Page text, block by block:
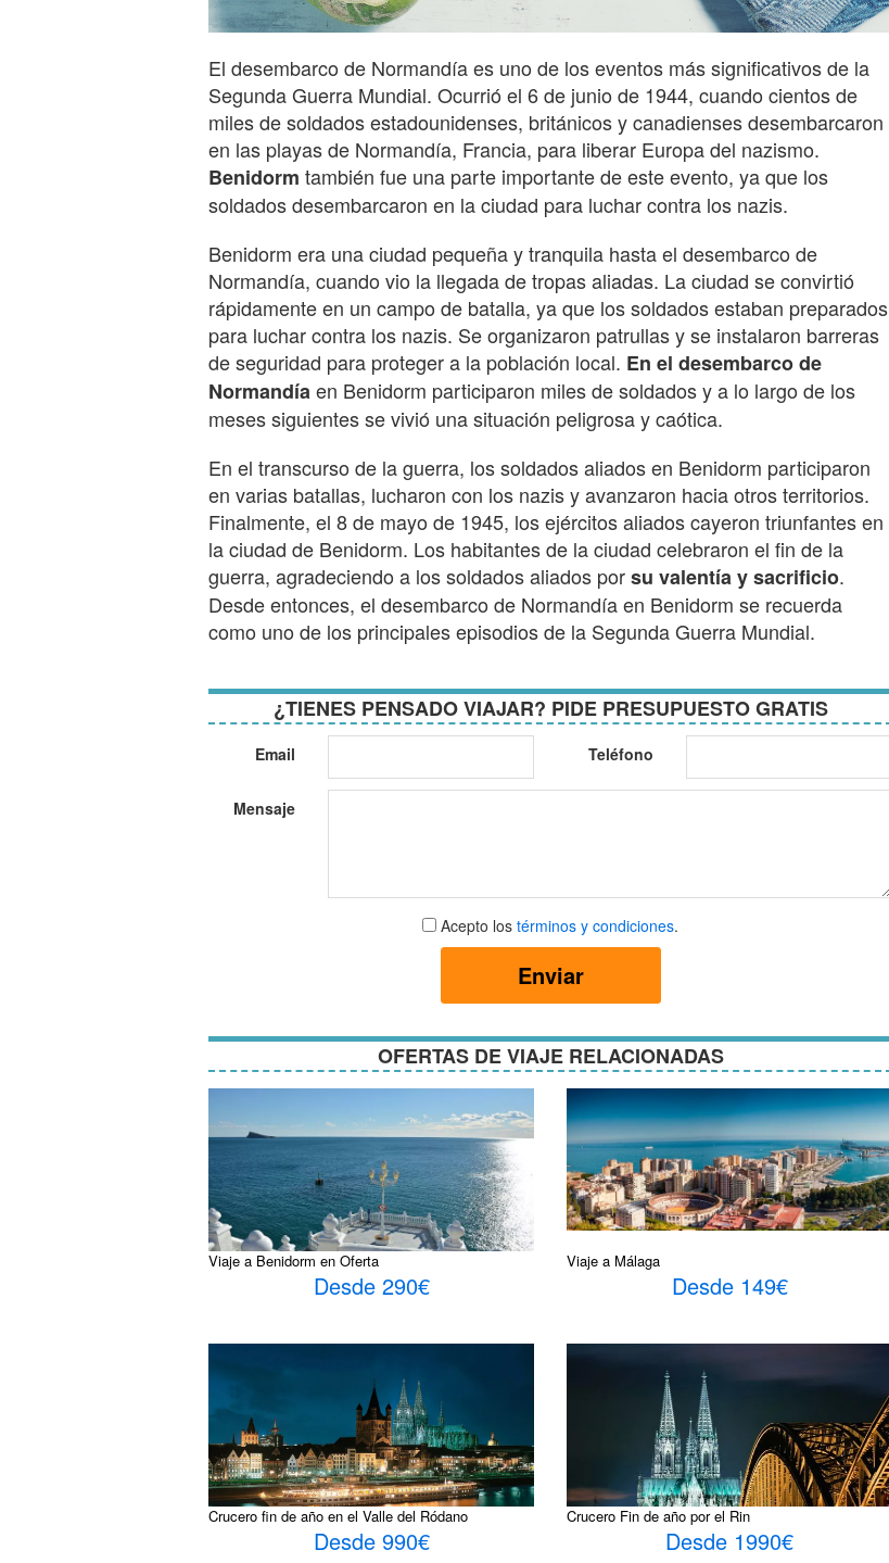
El desembarco de Normandía es uno de los eventos más significativos de la
Segunda Guerra Mundial. Ocurrió el 6 de junio de 1944, cuando cientos de
miles de soldados estadounidenses, británicos y canadienses desembarcaron
en las playas de Normandía, Francia, para liberar Europa del nazismo.
Benidorm también fue una parte importante de este evento, ya que los
soldados desembarcaron en la ciudad para luchar contra los nazis.
Benidorm era una ciudad pequeña y tranquila hasta el desembarco de
Normandía, cuando vio la llegada de tropas aliadas. La ciudad se convirtió
rápidamente en un campo de batalla, ya que los soldados estaban preparados
para luchar contra los nazis. Se organizaron patrullas y se instalaron barreras
de seguridad para proteger a la población local. En el desembarco de
Normandíaen Benidorm participaron miles de soldados y a lo largo de los
meses siguientes se vivió una situación peligrosa y caótica.
En el transcurso de la guerra, los soldados aliados en Benidorm participaron
en varias batallas, lucharon con los nazis y avanzaron hacia otros territorios.
Finalmente, el 8 de mayo de 1945, los ejércitos aliados cayeron triunfantes en
la ciudad de Benidorm. Los habitantes de la ciudad celebraron el fin de la
guerra, agradeciendo a los soldados aliados porsu valentía y sacrificio.
Desde entonces, el desembarco de Normandía en Benidorm se recuerda
como uno de los principales episodios de la Segunda Guerra Mundial.
¿TIENES PENSADO VIAJAR? PIDE PRESUPUESTO GRATIS
Email Teléfono
Mensaje
Aceptar
términos
Acepto los términos y condiciones.
Enviar
OFERTAS DE VIAJE RELACIONADAS
Viaje a Benidorm en Oferta
Desde 290€
Viaje a Málaga
Desde 149€
Crucero fin de año en el Valle del Ródano
Desde 990€
Crucero Fin de año por el Rin
Desde 1990€